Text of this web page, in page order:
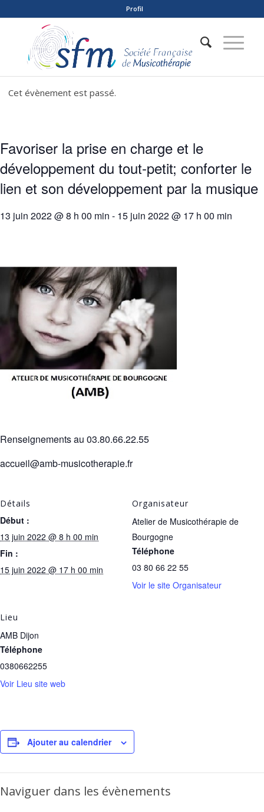
Profil
Cet évènement est passé.
Favoriser la prise en charge et le
développement du tout-petit; conforter le
lien et son développement par la musique
13 juin 2022 @ 8 h 00 min - 15 juin 2022 @ 17 h 00 min
Renseignements au 03.80.66.22.55
accueil@amb-musicotherapie.fr
Détails
Début :
13 juin 2022 @ 8 h 00 min
Fin :
15 juin 2022 @ 17 h 00 min
Organisateur
Atelier de Musicothérapie de
Bourgogne
Téléphone
03 80 66 22 55
Voir le site Organisateur
Lieu
AMB Dijon
Téléphone
0380662255
Voir Lieu site web
Ajouter au calendrier
Naviguer dans les évènements